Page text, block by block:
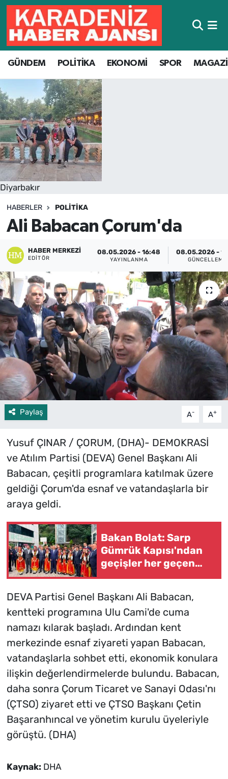
GÜNDEM POLİTİKA EKONOMİ SPOR
Diyarbakır
HABERLER POLITIKA
Ali Babacan Çorum'da
HABER MERKEZI
EDITÖR
08.05.2026 - 16:48
YAYINLANMA
08.05.2026 -
GÜNCELLEME
Paylaş A- A+
Yusuf ÇINAR / ÇORUM, (DHA)- DEMOKRASİ
ve Atılım Partisi (DEVA) Genel Başkanı Ali
Babacan, çeşitli programlara katılmak üzere
geldiği Çorum'da esnaf ve vatandaşlarla bir
araya geldi.
Bakan Bolat: Sarp
Gümrük Kapısı'ndan
geçişler her geçen
gün artmakta (2)
DEVA Partisi Genel Başkanı Ali Babacan,
kentteki programına Ulu Cami'de cuma
namazı kılarak başladı. Ardından kent
merkezinde esnaf ziyareti yapan Babacan,
vatandaşlarla sohbet etti, ekonomik konulara
ilişkin değerlendirmelerde bulundu. Babacan,
daha sonra Çorum Ticaret ve Sanayi Odası'nı
(ÇTSO) ziyaret etti ve ÇTSO Başkanı Çetin
Başaranhıncal ve yönetim kurulu üyeleriyle
görüştü. (DHA)
Kaynak: DHA
Hava Durumu
Trafik Durumu
Süper Lig Puan Durumu ve Fikstür
Tüm Manşetler
Son Dakika Haberleri
Haber Arşivi